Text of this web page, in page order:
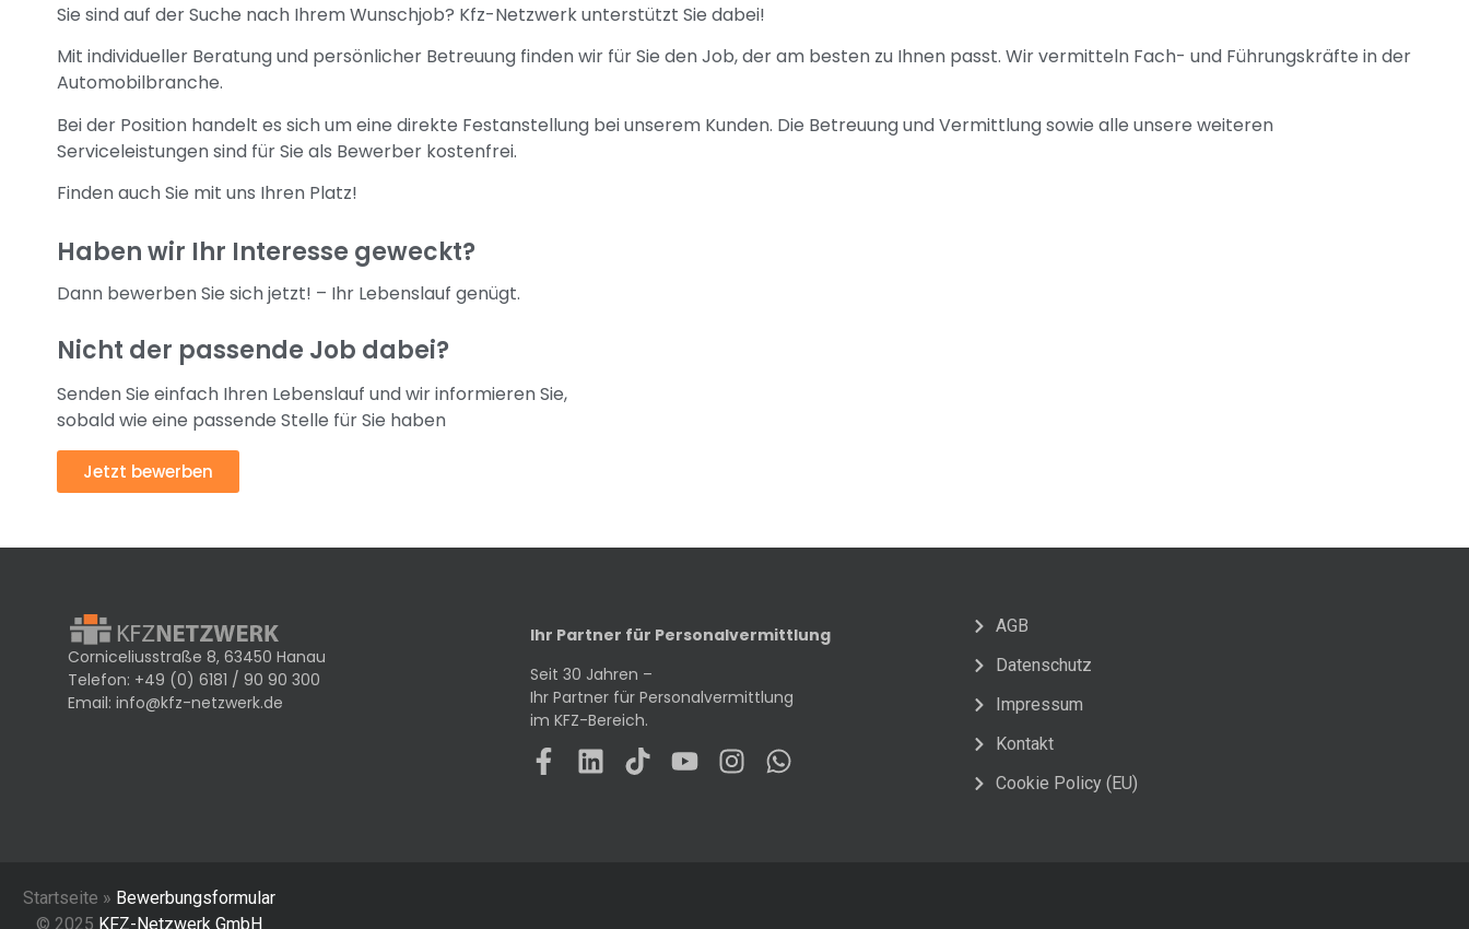
Sie sind auf der Suche nach Ihrem Wunschjob? Kfz-Netzwerk unterstützt Sie dabei!
Mit individueller Beratung und persönlicher Betreuung finden wir für Sie den Job, der am besten zu Ihnen passt. Wir vermitteln Fach- und Führungskräfte in der
Automobilbranche.
Bei der Position handelt es sich um eine direkte Festanstellung bei unserem Kunden. Die Betreuung und Vermittlung sowie alle unsere weiteren
Serviceleistungen sind für Sie als Bewerber kostenfrei.
Finden auch Sie mit uns Ihren Platz!
Haben wir Ihr Interesse geweckt?
Dann bewerben Sie sich jetzt! – Ihr Lebenslauf genügt.
Nicht der passende Job dabei?
Senden Sie einfach Ihren Lebenslauf und wir informieren Sie,
sobald wie eine passende Stelle für Sie haben
Jetzt bewerben
Corniceliusstraße 8, 63450 Hanau
Telefon: +49 (0) 6181 / 90 90 300
Email: info@kfz-netzwerk.de
Ihr Partner für Personalvermittlung
Seit 30 Jahren –
Ihr Partner für Personalvermittlung
im KFZ-Bereich.
AGB
Datenschutz
Impressum
Kontakt
Cookie Policy (EU)
Startseite » Bewerbungsformular
© 2025 KFZ-Netzwerk GmbH